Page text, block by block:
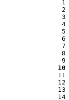
1
2
3
4
5
6
7
8
9
10
11
12
13
14